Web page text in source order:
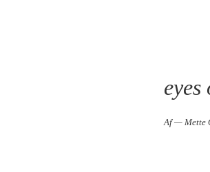
Af — Mette